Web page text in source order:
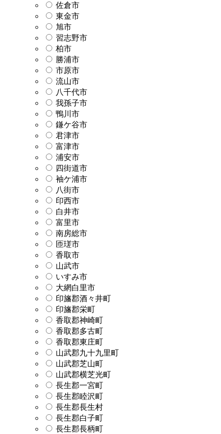
佐倉市
東金市
旭市
習志野市
柏市
勝浦市
市原市
流山市
八千代市
我孫子市
鴨川市
鎌ケ谷市
君津市
富津市
浦安市
四街道市
袖ケ浦市
八街市
印西市
白井市
富里市
南房総市
匝瑳市
香取市
山武市
いすみ市
大網白里市
印旛郡酒々井町
印旛郡栄町
香取郡神崎町
香取郡多古町
香取郡東庄町
山武郡九十九里町
山武郡芝山町
山武郡横芝光町
長生郡一宮町
長生郡睦沢町
長生郡長生村
長生郡白子町
長生郡長柄町